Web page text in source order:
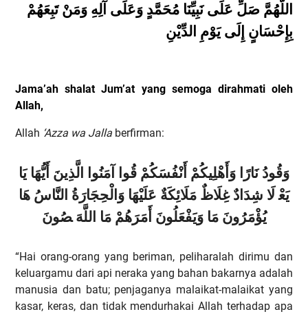
اللَّهُمَّ صَلِّ عَلَى نَبِيِّنَا مُحَمَّدٍ وَعَلَى آلِهِ وَمَنْ تَبِعَهُمْ
بِإِحْسَانٍ إِلَى يَوْمِ الدِّيْنِ
Jama’ah shalat Jum’at yang semoga dirahmati oleh
Allah,
Allah ‘Azza wa Jalla berfirman:
يَا أَيُّهَا الَّذِينَ آمَنُوا قُوا أَنْفُسَكُمْ وَأَهْلِيكُمْ نَارًا وَقُودُ
هَا النَّاسُ وَالْحِجَارَةُ عَلَيْهَا مَلَائِكَةٌ غِلَاظٌ شِدَادٌ لَا يَعْ
صُونَ اللَّهَ مَا أَمَرَهُمْ وَيَفْعَلُونَ مَا يُؤْمَرُونَ
“Hai orang-orang yang beriman, peliharalah dirimu dan
keluargamu dari api neraka yang bahan bakarnya adalah
manusia dan batu; penjaganya malaikat-malaikat yang
kasar, keras, dan tidak mendurhakai Allah terhadap apa